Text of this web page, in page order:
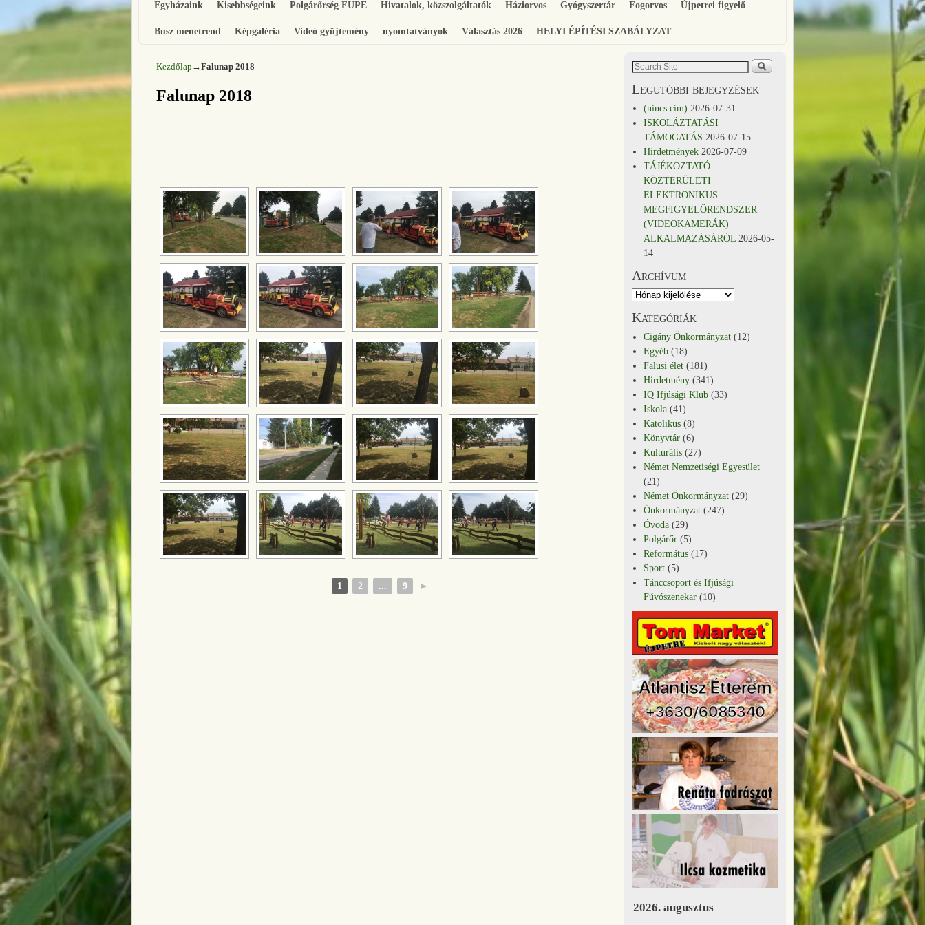
Egyházaink Kisebbségeink Polgárőrség FUPE Hivatalok, közszolgáltatók Háziorvos Gyógyszertár Fogorvos Újpetrei figyelő
Busz menetrend Képgaléria Videó gyűjtemény nyomtatványok Választás 2026 HELYI ÉPÍTÉSI SZABÁLYZAT
Kezdőlap →Falunap 2018
Falunap 2018
1 2 ... 9 ►
Legutóbbi bejegyzések
(nincs cím) 2026-07-31
ISKOLÁZTATÁSI
TÁMOGATÁS 2026-07-15
Hirdetmények 2026-07-09
TÁJÉKOZTATÓ
KÖZTERÜLETI
ELEKTRONIKUS
MEGFIGYELÖRENDSZER
(VIDEOKAMERÁK)
ALKALMAZÁSÁRÓL 2026-05-
14
Archívum
Kategóriák
Cigány Önkormányzat (12)
Egyéb (18)
Falusi élet (181)
Hirdetmény (341)
IQ Ifjúsági Klub (33)
Iskola (41)
Katolikus (8)
Könyvtár (6)
Kulturális (27)
Német Nemzetiségi Egyesület
(21)
Német Önkormányzat (29)
Önkormányzat (247)
Óvoda (29)
Polgárőr (5)
Református (17)
Sport (5)
Tánccsoport és Ifjúsági
Fúvószenekar (10)
2026. augusztus